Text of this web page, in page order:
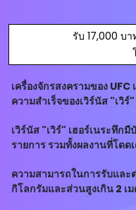
รับ 17,000 บ
เครื่องจักรสงครามของ
ความสำเร็จของเวิร์นัส "เวิ
อาสาสมัครที่ปรา
เวิร์นัส "เวิร์" เฮอร์เนระทึ
รายการ รวมทั้งผลงานที่โด
แบรนด์ยอดนิยมของ UFC
ความสามารถในการรับและ
กิโลกรัมและส่วนสูงเกิน 2